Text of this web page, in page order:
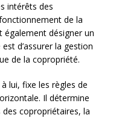
intérêts des
de la
également désigner un
d’assurer la gestion
de la copropriété.
lui, fixe les règles de
Il détermine
copropriétaires, la